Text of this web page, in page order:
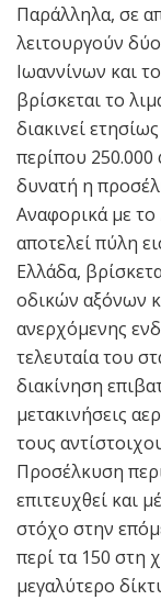
Παράλληλα, σε
λειτουργούν
Ιωαννίνων και
βρίσκεται το
διακινεί
περίπου 250.000
δυνατή η
Αναφορικά με
αποτελεί πύλη
Ελλάδα,
οδικών αξόνων
ανερχόμενης
τελευταία του
διακίνηση
μετακινήσεις
τους
Προσέλκυση
επιτευχθεί και
στόχο στην
περί τα 150 στη
μεγαλύτερο